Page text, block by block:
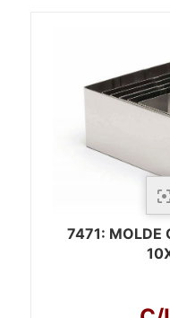
7471: MOLDE